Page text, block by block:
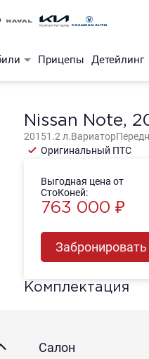
Kia
Mitsubishi
Haval
Geely auto
Прицепы Детейлинг
Nissan Note,
20151.2 л.Вариатор
Оригинальный ПТС
Выгодная цена от
СтоКоней:
763 000 ₽
Забронировать
Комплектация
Салон